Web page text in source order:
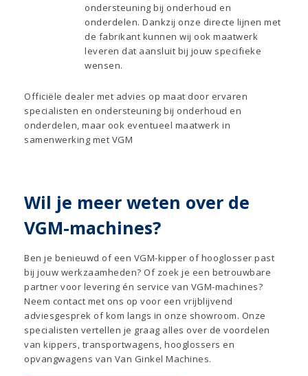
ondersteuning bij onderhoud en
onderdelen. Dankzij onze directe lijnen met
de fabrikant kunnen wij ook maatwerk
leveren dat aansluit bij jouw specifieke
wensen.
Officiële dealer met advies op maat door ervaren
specialisten en ondersteuning bij onderhoud en
onderdelen, maar ook eventueel maatwerk in
samenwerking met VGM
Wil je meer weten over de
VGM-machines?
Ben je benieuwd of een VGM-kipper of hooglosser past
bij jouw werkzaamheden? Of zoek je een betrouwbare
partner voor levering én service van VGM-machines?
Neem contact met ons op voor een vrijblijvend
adviesgesprek of kom langs in onze showroom. Onze
specialisten vertellen je graag alles over de voordelen
van kippers, transportwagens, hooglossers en
opvangwagens van Van Ginkel Machines.